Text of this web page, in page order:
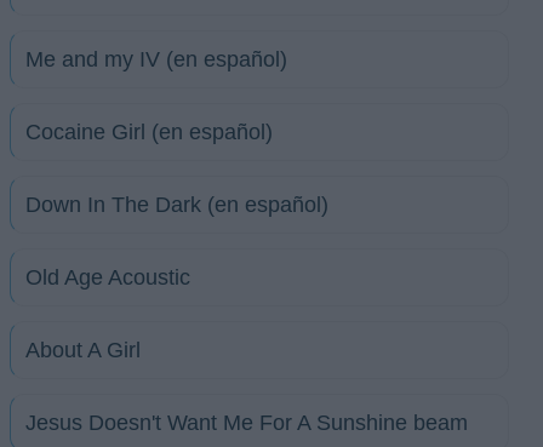
Me and my IV (en español)
Cocaine Girl (en español)
Down In The Dark (en español)
Old Age Acoustic
About A Girl
Jesus Doesn't Want Me For A Sunshine beam